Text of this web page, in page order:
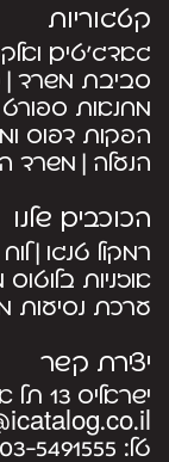
קטגוריות
גאדג’טים
סביבת משרד
מחנאות ספורט
הפקות דפוס
הנעלה משרד
הכוכבים שלנו
רמקול טנגו
אוזניות בלוטוס
ערכת נסיעות
יצירת קשר
ישראליס 13 תל אביב
טל: 03-5491555